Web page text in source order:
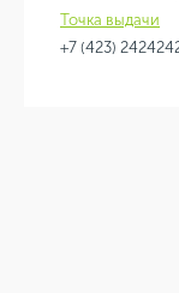
Точка выдачи
+7 (423)